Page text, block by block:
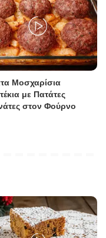
Μοσχαρίσια
με Πατάτες
στον Φούρνο